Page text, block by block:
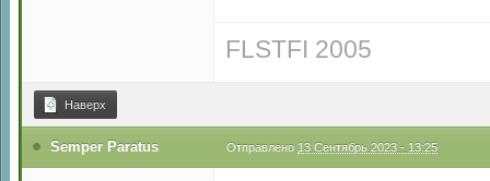
FLSTFI 2005
Наверх
Semper Paratus Отправлено 13 Сентябрь 2023 - 13:25